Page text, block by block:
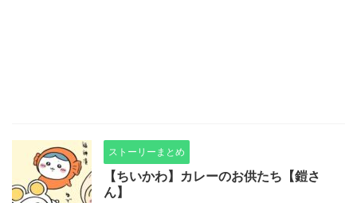
ストーリーまとめ
【ちいかわ】カレーのお供たち【鎧さ
ん】